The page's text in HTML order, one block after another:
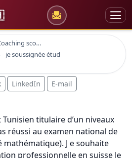
forum Coaching scolaire
je soussignée étud
LinkedIn E-mail
titulaire d’un niveaux
réussi au examen national de
J e souhaite
professionnelle en suisse Je